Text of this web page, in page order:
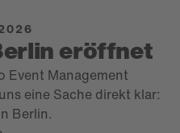
eröffnet
Event Management
eine Sache direkt klar:
Berlin.